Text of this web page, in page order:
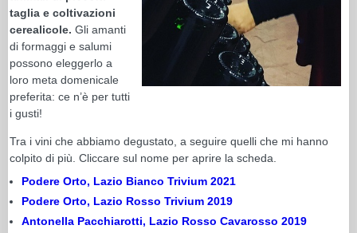
taglia e coltivazioni
cerealicole. Gli amanti
di formaggi e salumi
possono eleggerlo a
loro meta domenicale
preferita: ce n’è per tutti
i gusti!
Tra i vini che abbiamo degustato, a seguire quelli che mi hanno
colpito di più. Cliccare sul nome per aprire la scheda.
Podere Orto, Lazio Bianco Trivium 2021
Podere Orto, Lazio Rosso Trivium 2019
Antonella Pacchiarotti, Lazio Rosso Cavarosso 2019